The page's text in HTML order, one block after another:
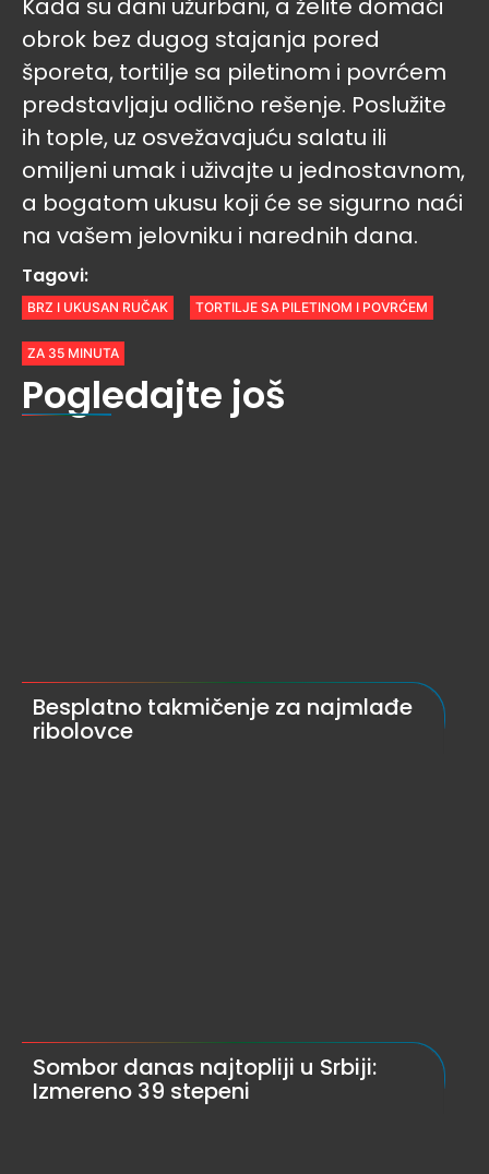
Kada su dani užurbani, a želite domaći
obrok bez dugog stajanja pored
šporeta, tortilje sa piletinom i povrćem
predstavljaju odlično rešenje. Poslužite
ih tople, uz osvežavajuću salatu ili
omiljeni umak i uživajte u jednostavnom,
a bogatom ukusu koji će se sigurno naći
na vašem jelovniku i narednih dana.
Tagovi:
BRZ I UKUSAN RUČAK TORTILJE SA PILETINOM I POVRĆEM
ZA 35 MINUTA
Pogledajte još
Besplatno takmičenje za najmlađe
ribolovce
Sombor danas najtopliji u Srbiji:
Izmereno 39 stepeni